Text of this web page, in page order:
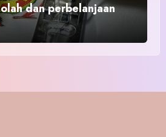
dan perbelanjaan